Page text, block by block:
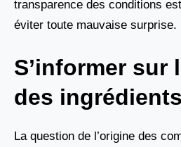
transparence des conditions
éviter toute mauvaise surprise.
S’informer sur
des ingrédients
La question de l’origine des